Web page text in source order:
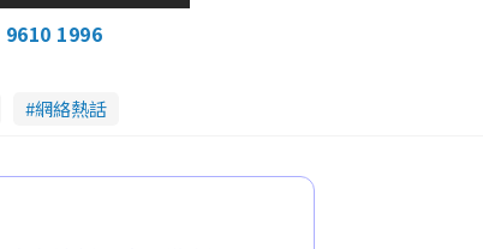
9610 1996
網絡熱話